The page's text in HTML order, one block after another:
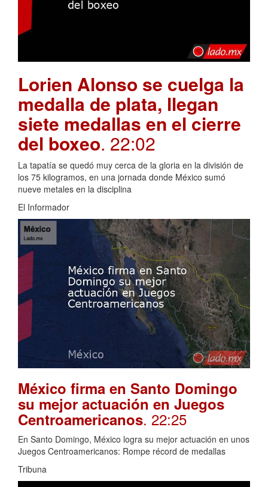
Lorien Alonso se cuelga la
medalla de plata, llegan
siete medallas en el cierre
del boxeo. 22:02
La tapatía se quedó muy cerca de la gloria en la división de
los 75 kilogramos, en una jornada donde México sumó
nueve metales en la disciplina
El Informador
México firma en Santo Domingo
su mejor actuación en Juegos
Centroamericanos. 22:25
En Santo Domingo, México logra su mejor actuación en unos
Juegos Centroamericanos: Rompe récord de medallas
Tribuna